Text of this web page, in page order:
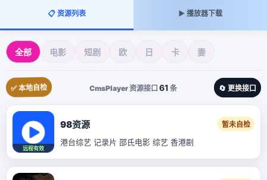
📋 资源列表 ▶️ 播放器下载
全部 电影 短剧 欧 日 卡 妻
✅ 本地自检 CmsPlayer 资源接口 61 条 🔄 更换接口
远程有效
98资源 暂未自检
港台综艺 记录片 邵氏电影 综艺 香港剧